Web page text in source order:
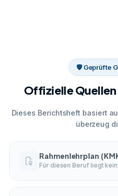
🛡 Geprüfte
Offizielle
Dieses Berichtsheft basiert
überzeug
Rahmenlehrplan
Für diesen Beruf liegt